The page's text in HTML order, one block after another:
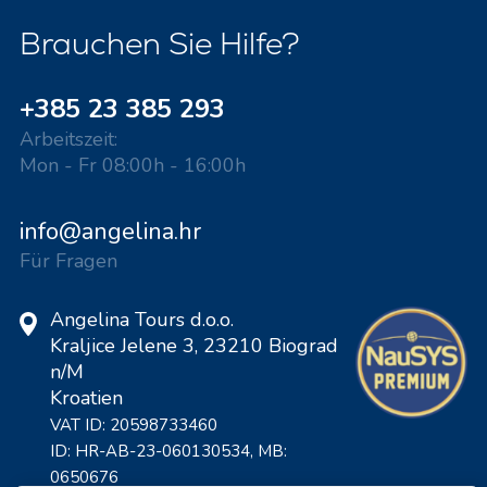
Brauchen Sie Hilfe?
+385 23 385 293
Arbeitszeit:
Mon - Fr 08:00h - 16:00h
info@angelina.hr
Für Fragen
Angelina Tours d.o.o.
Kraljice Jelene 3, 23210 Biograd
n/M
Kroatien
VAT ID: 20598733460
ID: HR-AB-23-060130534, MB:
0650676